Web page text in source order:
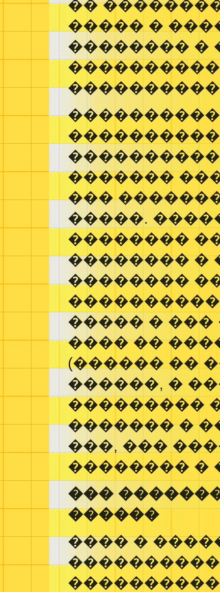
��
����� �
�������� �
�������
���
�����.
��������
�������� �
��������
����� �
���� ��
(������ ��
������, �
���������
������� �
���, ���
�������� �
���
������
���� �